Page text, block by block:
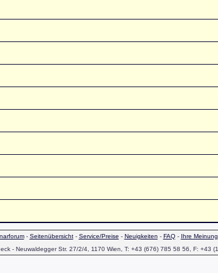
- Seitenübersicht- Service/Preise - Neuigkeiten - FAQ- Ihre Meinung
- Neuwaldegger Str. 27/2/4, 1170 Wien, T: +43 (676) 785 58 56, F: +43